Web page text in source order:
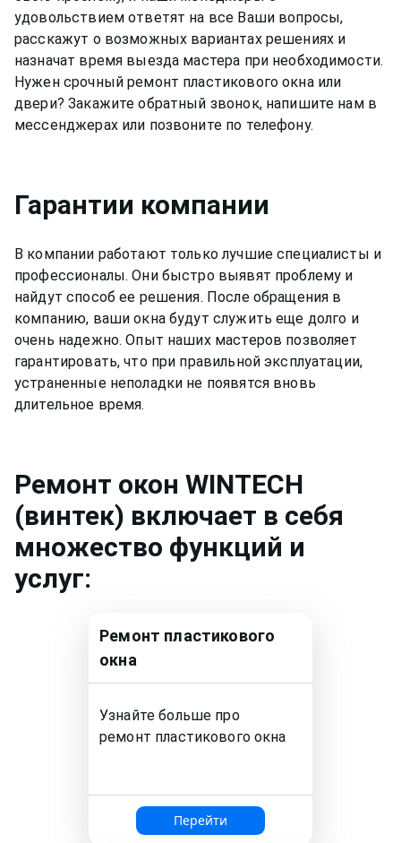
удовольствием ответят на все Ваши вопросы,
расскажут о возможных вариантах решениях и
назначат время выезда мастера при необходимости.
Нужен срочный ремонт пластикового окна или
двери? Закажите обратный звонок, напишите нам в
мессенджерах или позвоните по телефону.
Гарантии компании
В компании работают только лучшие специалисты и
профессионалы. Они быстро выявят проблему и
найдут способ ее решения. После обращения в
компанию, ваши окна будут служить еще долго и
очень надежно. Опыт наших мастеров позволяет
гарантировать, что при правильной эксплуатации,
устраненные неполадки не появятся вновь
длительное время.
Ремонт окон WINTECH
(винтек) включает в себя
множество функций и
услуг:
Ремонт пластикового
окна
Узнайте больше про
ремонт пластикового окна
Перейти